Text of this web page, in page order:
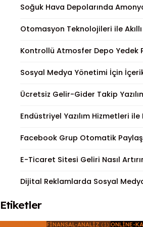
Soğuk Hava Depolarında
Otomasyon Teknolojileri ile
Kontrollü Atmosfer Depo Yedek
Sosyal Medya Yönetimi İçin
Ücretsiz Gelir-Gider Takip
Endüstriyel Yazılım Hizmetleri
Facebook Grup Otomatik
E-Ticaret Sitesi Geliri Nasıl
Dijital Reklamlarda Sosyal
Etiketler
FINANSAL-ANALIZ (1) ONLINE-